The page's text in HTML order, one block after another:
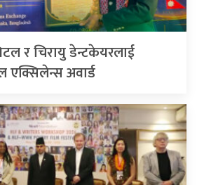
र चिरायु डेन्टकेयरलाई
अवार्ड